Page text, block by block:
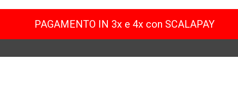
PAGAMENTO IN 3x e 4x con SCALAPAY